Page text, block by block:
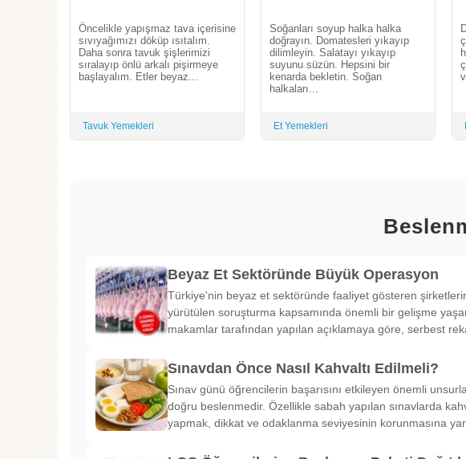
Öncelikle yapışmaz tava içerisine
sıvıyağımızı döküp ısıtalım.
Daha sonra tavuk şişlerimizi
sıralayıp önlü arkalı pişirmeye
başlayalım. Etler beyaz...
Tavuk Yemekleri
Soğanları soyup halka halka
doğrayın. Domatesleri yıkayıp
dilimleyin. Salatayı yıkayıp
suyunu süzün. Hepsini bir
kenarda bekletin. Soğan
halkaları...
Et Yemekleri
Beyaz Et Sektöründe Büyük Operasyon
Türkiye'nin beyaz et sektöründe faaliyet gösteren
yürütülen soruşturma kapsamında önemli bir gelişme
makamlar tarafından yapılan açıklamaya göre, serbest
Sınavdan Önce Nasıl Kahvaltı Edilmeli?
Sınav günü öğrencilerin başarısını etkileyen önemli
doğru beslenmedir. Özellikle sabah yapılan sınavlarda
yapmak, dikkat ve odaklanma seviyesinin korunmasına